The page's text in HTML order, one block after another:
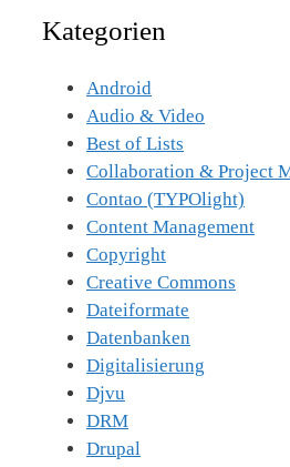
Kategorien
Android
Audio & Video
Best of Lists
Collaboration & Project
Contao (TYPOlight)
Content Management
Copyright
Creative Commons
Dateiformate
Datenbanken
Digitalisierung
Djvu
DRM
Drupal